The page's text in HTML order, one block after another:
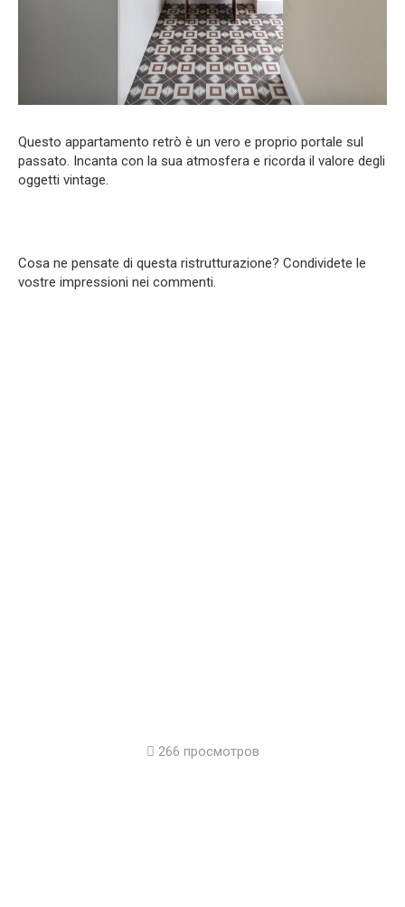
Questo appartamento retrò è un vero e proprio portale sul
passato. Incanta con la sua atmosfera e ricorda il valore degli
oggetti vintage.
Cosa ne pensate di questa ristrutturazione? Condividete le
vostre impressioni nei commenti.
266 просмотров